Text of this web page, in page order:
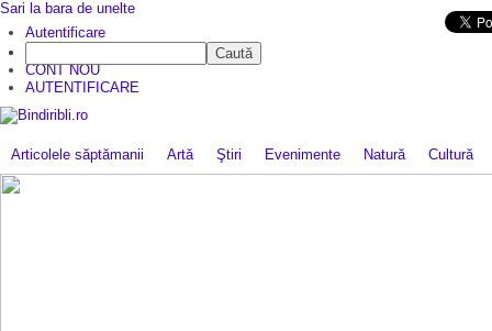
CONT NOU
AUTENTIFICARE
Articolele săptămanii Artă Ştiri Evenimente Natură Cultură
Sari la bara de unelte
Autentificare
Caută